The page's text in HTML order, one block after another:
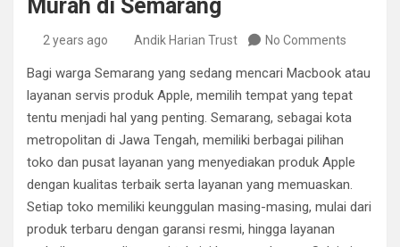
Murah di Semarang
2 years ago Andik Harian Trust No Comments
Bagi warga Semarang yang sedang mencari Macbook atau
layanan servis produk Apple, memilih tempat yang tepat
tentu menjadi hal yang penting. Semarang, sebagai kota
metropolitan di Jawa Tengah, memiliki berbagai pilihan
toko dan pusat layanan yang menyediakan produk Apple
dengan kualitas terbaik serta layanan yang memuaskan.
Setiap toko memiliki keunggulan masing-masing, mulai dari
produk terbaru dengan garansi resmi, hingga layanan